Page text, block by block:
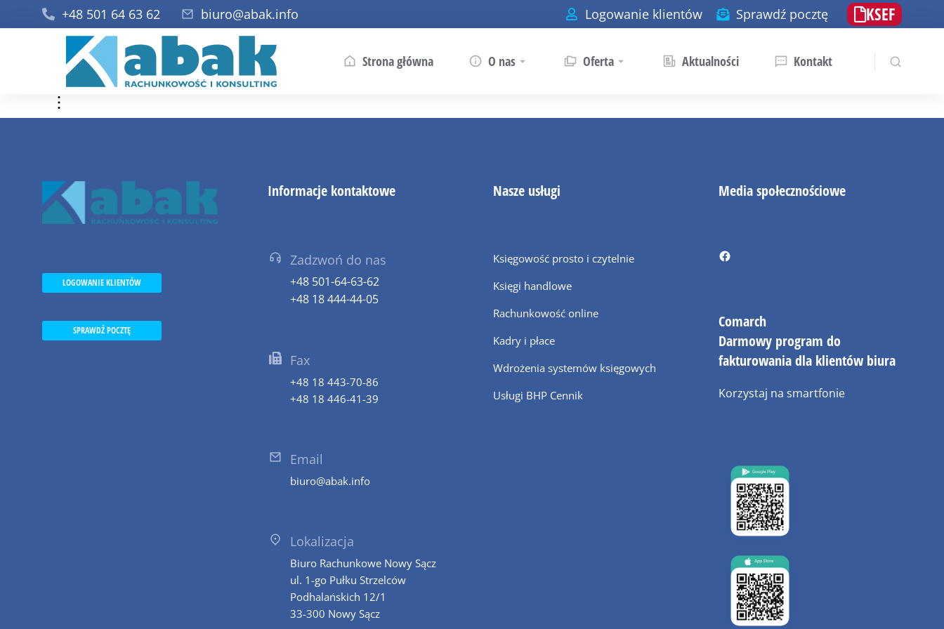
+48 501 64 63 62 biuro@abak.info Logowanie klientów Sprawdź pocztę KSEF
Strona główna O nas Oferta Aktualności Kontakt
LOGOWANIE KLIENTÓW
SPRAWDŹ POCZTĘ
Informacje kontaktowe
Zadzwoń do nas
+48 501-64-63-62
+48 18 444-44-05
Fax
+48 18 443-70-86
+48 18 446-41-39
Email
biuro@abak.info
Lokalizacja
Biuro Rachunkowe Nowy Sącz
ul. 1-go Pułku Strzelców
Podhalańskich 12/1
33-300 Nowy Sącz
Nasze usługi
Księgowość prosto i czytelnie
Księgi handlowe
Rachunkowość online
Kadry i płace
Wdrożenia systemów księgowych
Usługi BHP Cennik
Media społecznościowe
Comarch
Darmowy program do
fakturowania dla klientów biura
Korzystaj na smartfonie